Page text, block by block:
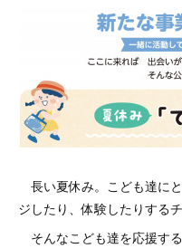
長い夏休み。こども達に
ジしたり、体験したりするチ
そんなこども達を応援す